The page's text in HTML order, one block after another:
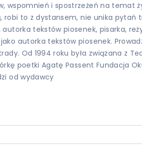
wspomnień i spostrzeżeń na
to z dystansem, nie unika pytań
tekstów piosenek, pisarka,
autorka tekstów piosenek.
Od 1994 roku była związana z
poetki Agatę Passent Fundacja
od wydawcy